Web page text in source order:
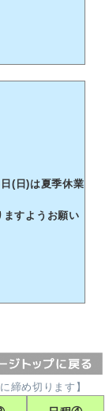
(日)は夏季休業
すようお願い
締め切ります】